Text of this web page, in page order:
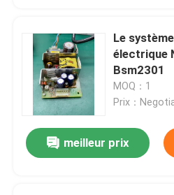
Le
électrique
Bsm2301
MOQ：1
Prix：
meilleur prix